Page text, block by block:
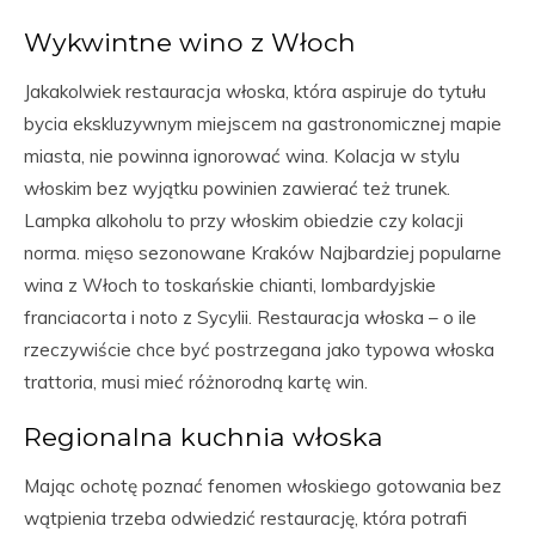
Wykwintne wino z Włoch
Jakakolwiek restauracja włoska, która aspiruje do tytułu
bycia ekskluzywnym miejscem na gastronomicznej mapie
miasta, nie powinna ignorować wina. Kolacja w stylu
włoskim bez wyjątku powinien zawierać też trunek.
Lampka alkoholu to przy włoskim obiedzie czy kolacji
norma. mięso sezonowane Kraków Najbardziej popularne
wina z Włoch to toskańskie chianti, lombardyjskie
franciacorta i noto z Sycylii. Restauracja włoska – o ile
rzeczywiście chce być postrzegana jako typowa włoska
trattoria, musi mieć różnorodną kartę win.
Regionalna kuchnia włoska
Mając ochotę poznać fenomen włoskiego gotowania bez
wątpienia trzeba odwiedzić restaurację, która potrafi